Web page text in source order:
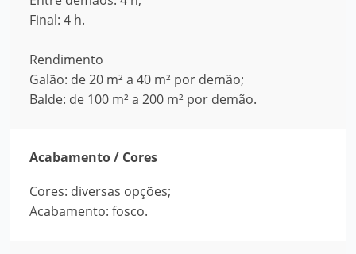
Final: 4 h.
Rendimento
Galão: de 20 m² a 40 m² por demão;
Balde: de 100 m² a 200 m² por demão.
Acabamento / Cores
Cores: diversas opções;
Acabamento: fosco.